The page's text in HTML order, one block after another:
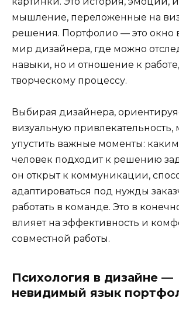
мышление, переложенные на
решения. Портфолио — это окно
мир дизайнера, где можно
навыки, но и отношение к
творческому процессу.
Выбирая дизайнера,
визуальную привлекательность,
упустить важные моменты:
человек подходит к решению
он открыт к коммуникации,
адаптироваться под нужды
работать в команде. Это в
влияет на эффективность и
совместной работы.
Психология в дизайне —
невидимый язык